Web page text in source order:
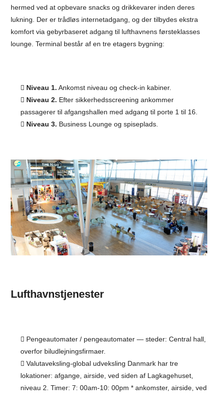
hermed ved at opbevare snacks og drikkevarer inden deres
lukning. Der er trådløs internetadgang, og der tilbydes ekstra
komfort via gebyrbaseret adgang til lufthavnens førsteklasses
lounge. Terminal består af en tre etagers bygning:
Niveau 1. Ankomst niveau og check-in kabiner.
Niveau 2. Efter sikkerhedsscreening ankommer
passagerer til afgangshallen med adgang til porte 1 til 16.
Niveau 3. Business Lounge og spiseplads.
Lufthavnstjenester
Pengeautomater / pengeautomater — steder: Central hall,
overfor biludlejningsfirmaer.
Valutaveksling-global udveksling Danmark har tre
lokationer: afgange, airside, ved siden af Lagkagehuset,
niveau 2. Timer: 7: 00am-10: 00pm * ankomster, airside, ved